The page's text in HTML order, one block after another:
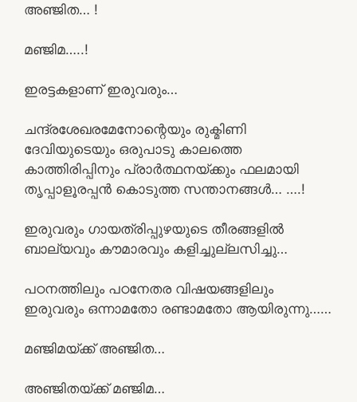
അഞ്ജിത… !
മഞ്ജിമ…..!
ഇരട്ടകളാണ് ഇരുവരും…
ചന്ദ്രശേഖരമേനോന്റെയും രുക്മിണി
ദേവിയുടെയും ഒരുപാടു കാലത്തെ
കാത്തിരിപ്പിനും പ്രാർത്ഥനയ്ക്കും ഫലമായി
തൃപ്പാളൂരപ്പൻ കൊടുത്ത സന്താനങ്ങൾ… ….!
ഇരുവരും ഗായത്രിപ്പുഴയുടെ തീരങ്ങളിൽ
ബാല്യവും കൗമാരവും കളിച്ചുല്ലസിച്ചു…
പഠനത്തിലും പഠനേതര വിഷയങ്ങളിലും
ഇരുവരും ഒന്നാമതോ രണ്ടാമതോ ആയിരുന്നു……
മഞ്ജിമയ്ക്ക് അഞ്ജിത…
അഞ്ജിതയ്ക്ക് മഞ്ജിമ…